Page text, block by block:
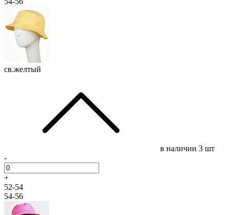
св.желтый
в наличии 3 шт
-
+
52-54
54-56